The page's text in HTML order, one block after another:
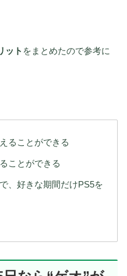
ット をまとめたので参考に
ることができる
ことができる
、好きな期間だけPS5を